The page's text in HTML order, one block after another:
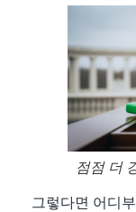
점점 더
그렇다면 어디